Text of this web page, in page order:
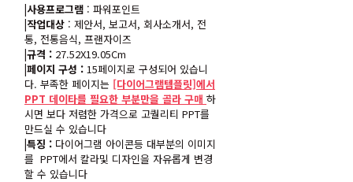
₩23,000.₩20,700.
|사용프로그램 : 파워포인트
|작업대상 : 제안서, 보고서, 회사소개서, 전
통, 전통음식, 프랜자이즈
|규격 : 27.52X19.05Cm
|페이지 구성 : 15페이지로 구성되어 있습니
다. 부족한 페이지는 [다이어그램템플릿]에서
PPT 데이타를 필요한 부분만을 골라 구매 하
시면 보다 저렴한 가격으로 고퀄리티 PPT를
만드실 수 있습니다
|특징 : 다이어그램 아이콘등 대부분의 이미지
를 PPT에서 칼라및 디자인을 자유롭게 변경
할 수 있습니다